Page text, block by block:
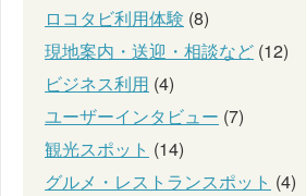
ロコタビ利用体験 (8)
現地案内・送迎・相談など (12)
ビジネス利用 (4)
ユーザーインタビュー (7)
観光スポット (14)
グルメ・レストランスポット (4)